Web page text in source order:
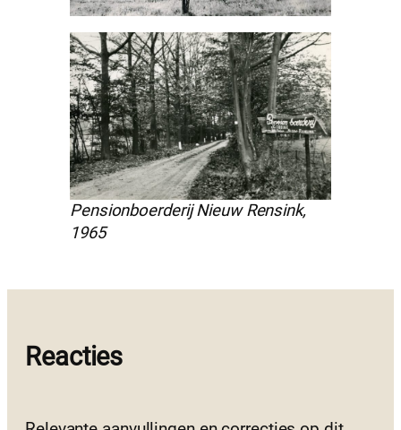
Pensionboerderij Nieuw Rensink,
1965
Reacties